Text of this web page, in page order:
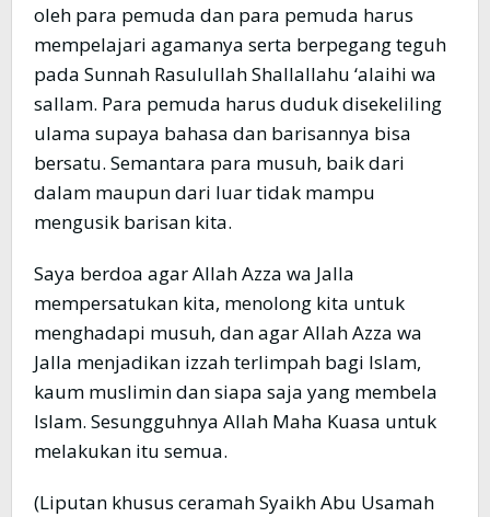
oleh para pemuda dan para pemuda harus
mempelajari agamanya serta berpegang teguh
pada Sunnah Rasulullah Shallallahu ‘alaihi wa
sallam. Para pemuda harus duduk disekeliling
ulama supaya bahasa dan barisannya bisa
bersatu. Semantara para musuh, baik dari
dalam maupun dari luar tidak mampu
mengusik barisan kita.
Saya berdoa agar Allah Azza wa Jalla
mempersatukan kita, menolong kita untuk
menghadapi musuh, dan agar Allah Azza wa
Jalla menjadikan izzah terlimpah bagi Islam,
kaum muslimin dan siapa saja yang membela
Islam. Sesungguhnya Allah Maha Kuasa untuk
melakukan itu semua.
(Liputan khusus ceramah Syaikh Abu Usamah